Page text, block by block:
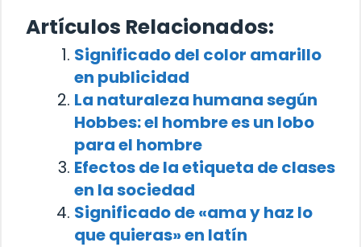
Artículos Relacionados:
Significado del color amarillo
en publicidad
La naturaleza humana según
Hobbes: el hombre es un lobo
para el hombre
Efectos de la etiqueta de clases
en la sociedad
Significado de «ama y haz lo
que quieras» en latín